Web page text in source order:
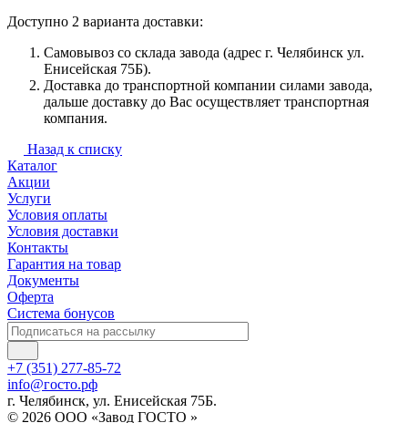
Доступно 2 варианта доставки:
Самовывоз со склада завода (адрес г. Челябинск ул.
Енисейская 75Б).
Доставка до транспортной компании силами завода,
дальше доставку до Вас осуществляет транспортная
компания.
Назад к списку
Каталог
Акции
Услуги
Условия оплаты
Условия доставки
Контакты
Гарантия на товар
Документы
Оферта
Система бонусов
+7 (351) 277-85-72
info@госто.рф
г. Челябинск, ул. Енисейская 75Б.
© 2026 ООО «Завод ГОСТО »